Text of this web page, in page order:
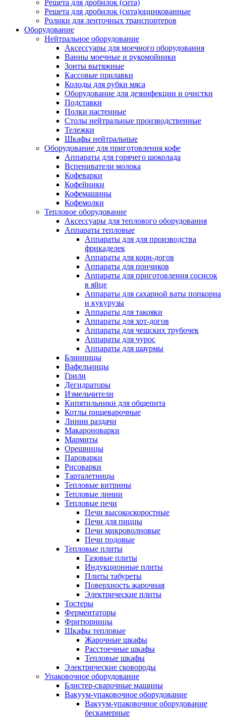
Решета для дробилок (сита)
Решета для дробилок (сита)оцинкованные
Ролики для ленточных транспортеров
Оборудование
Нейтральное оборудование
Аксессуары для моечного оборудования
Ванны моечные и рукомойники
Зонты вытяжные
Кассовые прилавки
Колоды для рубки мяса
Оборудование для дезинфекции и очистки
Подставки
Полки настенные
Столы нейтральные производственные
Тележки
Шкафы нейтральные
Оборудование для приготовления кофе
Аппараты для горячего шоколада
Вспениватели молока
Кофеварки
Кофейники
Кофемашины
Кофемолки
Тепловое оборудование
Аксессуары для теплового оборудования
Аппараты тепловые
Аппараты для для производства
фрикаделек
Аппараты для корн-догов
Аппараты для пончиков
Аппараты для приготовления сосисок
в яйце
Аппараты для сахарной ваты попкорна
и кукурузы
Аппараты для такояки
Аппараты для хот-догов
Аппараты для чешских трубочек
Аппараты для чурос
Аппараты для шаурмы
Блинницы
Вафельницы
Грили
Дегидраторы
Измельчители
Кипятильники для общепита
Котлы пищеварочные
Линии раздачи
Макароноварки
Мармиты
Орешницы
Пароварки
Рисоварки
Тарталетницы
Тепловые витрины
Тепловые линии
Тепловые печи
Печи высокоскоростные
Печи для пиццы
Печи микроволновые
Печи подовые
Тепловые плиты
Газовые плиты
Индукционные плиты
Плиты табуреты
Поверхность жарочная
Электрические плиты
Тостеры
Ферментаторы
Фритюрницы
Шкафы тепловые
Жарочные шкафы
Расстоечные шкафы
Тепловые шкафы
Электрические сковороды
Упаковочное оборудование
Блистер-сварочные машины
Вакуум-упаковочное оборудование
Вакуум-упаковочное оборудование
беcкамерные